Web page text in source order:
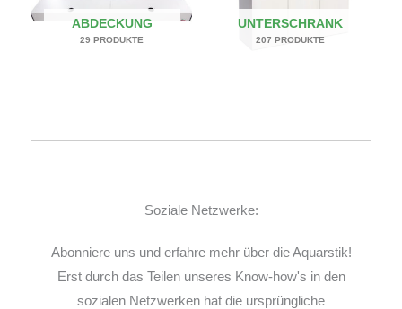
ABDECKUNG
29 PRODUKTE
UNTERSCHRANK
207 PRODUKTE
Soziale Netzwerke:
Abonniere uns und erfahre mehr über die Aquarstik!
Erst durch das Teilen unseres Know-how's in den
sozialen Netzwerken hat die ursprüngliche